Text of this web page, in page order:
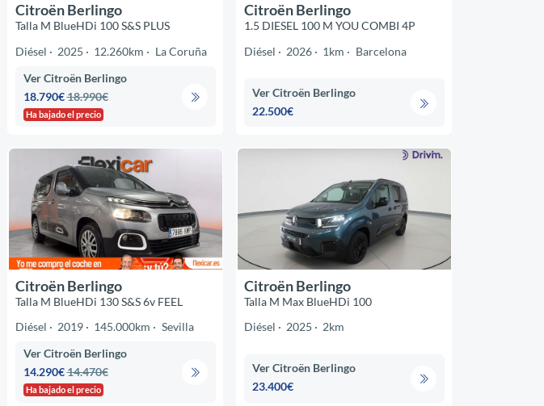
Citroën Berlingo
Talla M BlueHDi 100 S&S PLUS
Diésel
2025 12.260km
La Coruña
Ver Citroën Berlingo
18.790€18.990€
Ha bajado el precio
Citroën Berlingo
1.5 DIESEL 100 M YOU COMBI 4P
Diésel
2026 1km Barcelona
Ver Citroën Berlingo
22.500€
Citroën Berlingo
Talla M BlueHDi 130 S&S 6v FEEL
Diésel
2019 145.000km
Sevilla
Ver Citroën Berlingo
14.290€14.470€
Ha bajado el precio
Citroën Berlingo
Talla M Max BlueHDi 100
Diésel
2025 2km
Ver Citroën Berlingo
23.400€